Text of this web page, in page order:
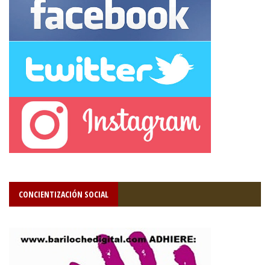
CONCIENTIZACIÓN SOCIAL